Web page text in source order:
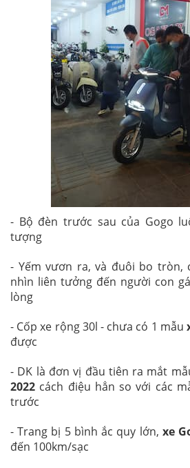
- Bộ đèn trước sau của Gogo
tượng
- Yếm vươn ra, và đuôi bo tròn,
nhìn liên tưởng đến người con
lòng
- Cốp xe rộng 30l - chưa có 1 mẫu
được
- DK là đơn vị đầu tiên ra mắt
2022 cách điệu hẳn so với các
trước
- Trang bị 5 bình ắc quy lớn, xe
đến 100km/sạc